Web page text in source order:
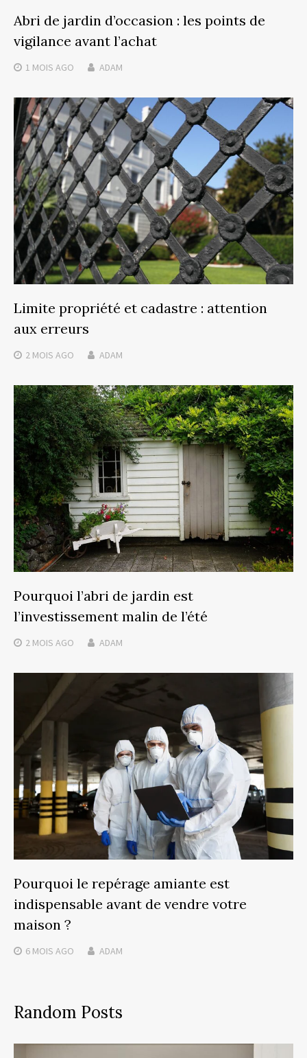
Abri de jardin d’occasion : les points de
vigilance avant l’achat
1 MOIS AGO ADAM
Limite propriété et cadastre : attention
aux erreurs
2 MOIS AGO ADAM
Pourquoi l’abri de jardin est
l’investissement malin de l’été
2 MOIS AGO ADAM
Pourquoi le repérage amiante est
indispensable avant de vendre votre
maison ?
6 MOIS AGO ADAM
Random Posts